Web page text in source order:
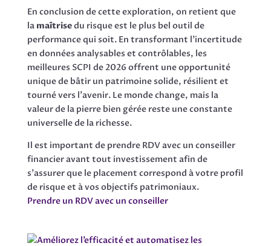
En conclusion de cette exploration, on retient que
la maîtrisedu risque est le plus bel outil de
performance qui soit. En transformant l’incertitude
en données analysables et contrôlables, les
meilleures SCPI de 2026 offrent une opportunité
unique de bâtir un patrimoine solide, résilient et
tourné vers l’avenir. Le monde change, mais la
valeur de la pierre bien gérée reste une constante
universelle de la richesse.
Il est important de prendre RDV avec un conseiller
financier avant tout investissement afin de
s’assurer que le placement correspond à votre profil
de risque et à vos objectifs patrimoniaux.
Prendre un RDV avec un conseiller